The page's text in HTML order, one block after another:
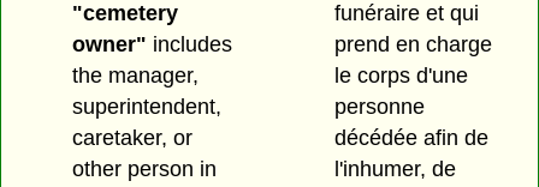
"cemetery
owner" includes
the manager,
superintendent,
caretaker, or
other person in
funéraire et qui
prend en charge
le corps d'une
personne
décédée afin de
l'inhumer, de